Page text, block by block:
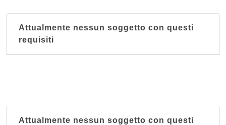
Attualmente nessun soggetto con questi
requisiti
Attualmente nessun soggetto con questi